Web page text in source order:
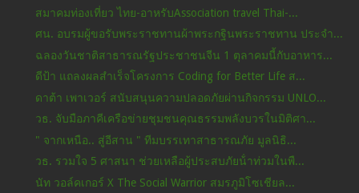
สมาคมท่องเที่ยว ไทย-อาหรับAssociation travel Thai-...
ศน. อบรมผู้ขอรับพระราชทานผ้าพระกฐินพระราชทาน ประจำ...
ฉลองวันชาติสาธารณรัฐประชาชนจีน 1 ตุลาคมนี้กับอาหาร...
ดีป้า แถลงผลสำเร็จโครงการ Coding for Better Life ส...
ดาต้า เพาเวอร์ สนับสนุนความปลอดภัยผ่านกิจกรรม UNLO...
วธ. จับมือภาคีเครือข่ายชุมชนคุณธรรมพลังบวรในมิติศา...
" จากเหนือ.. สู่อีสาน " ทีมบรรเทาสาธารณภัย มูลนิธิ...
วธ. รวมใจ 5 ศาสนา ช่วยเหลือผู้ประสบภัยน้ําท่วมในพื...
นัท วอล์คเกอร์ X The Social Warrior สมรภูมิโซเชียล...